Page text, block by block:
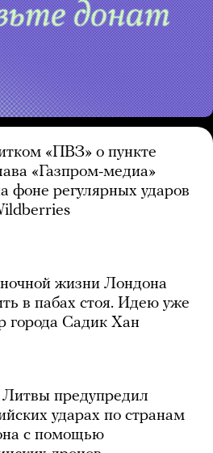
«ПВЗ» о пункте
«Газпром-медиа»
фоне регулярных ударов
жизни Лондона
в пабах стоя. Идею уже
города Садик Хан
предупредил
ударах по странам
с помощью